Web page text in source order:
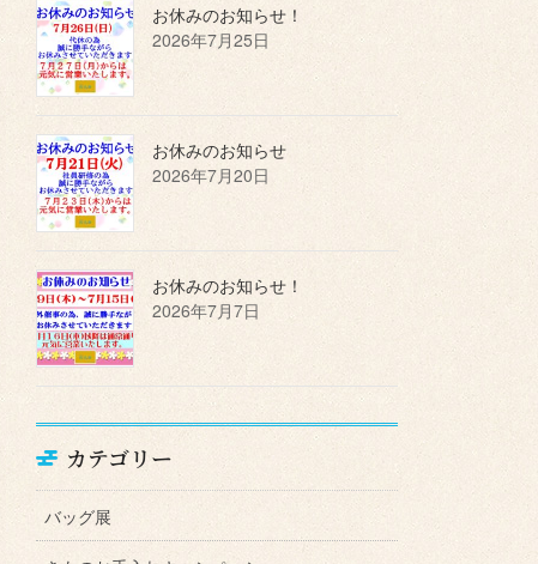
お休みのお知らせ！
2026年7月25日
お休みのお知らせ
2026年7月20日
お休みのお知らせ！
2026年7月7日
カテゴリー
バッグ展